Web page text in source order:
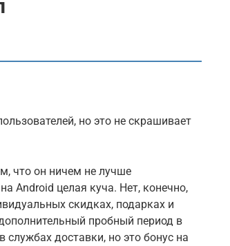
но это не скрашивает
что он ничем не лучше
Android целая куча. Нет, конечно,
скидках, подарках и
пробный период в
доставки, но это бонус на